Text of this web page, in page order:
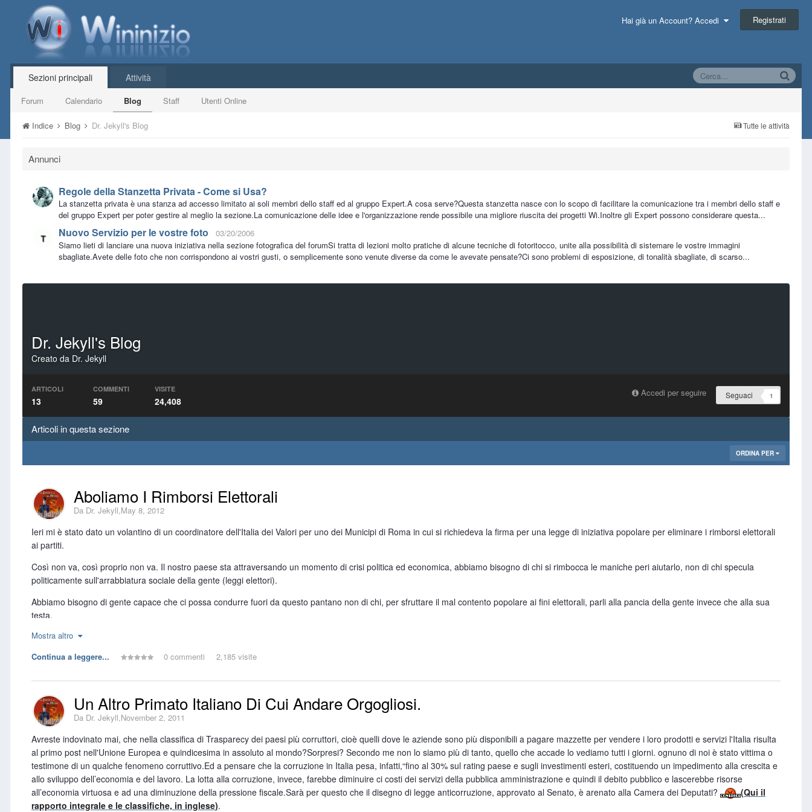
Hai già un Account? Accedi Registrati
Sezioni principali
Forum Calendario Blog Staff Utenti Online
Attività
Tutte le attività
Indice Blog Dr. Jekyll's Blog
Annunci
Regole della Stanzetta Privata - Come si Usa?
La stanzetta privata è una stanza ad accesso limitato ai soli membri dello staff ed al gruppo Expert.A cosa serve?Questa stanzetta nasce con lo scopo di facilitare la comunicazione tra i membri dello staff e
del gruppo Expert per poter gestire al meglio la sezione.La comunicazione delle idee e l'organizzazione rende possibile una migliore riuscita dei progetti Wi.Inoltre gli Expert possono considerare questa...
Nuovo Servizio per le vostre foto
03/20/2006
Siamo lieti di lanciare una nuova iniziativa nella sezione fotografica del forumSi tratta di lezioni molto pratiche di alcune tecniche di fotoritocco, unite alla possibilità di sistemare le vostre immagini
sbagliate.Avete delle foto che non corrispondono ai vostri gusti, o semplicemente sono venute diverse da come le avevate pensate?Ci sono problemi di esposizione, di tonalità sbagliate, di scarso...
Dr. Jekyll's Blog
Creato da Dr. Jekyll
Accedi per seguire Seguaci 1
ARTICOLI
13
COMMENTI
59
VISITE
24,408
Articoli in questa sezione
ORDINA PER
Aboliamo I Rimborsi Elettorali
Da Dr. Jekyll,May 8, 2012
Ieri mi è stato dato un volantino di un coordinatore dell'Italia dei Valori per uno dei Municipi di Roma in cui si richiedeva la firma per una legge di iniziativa popolare per eliminare i rimborsi elettorali
ai partiti.
Così non va, così proprio non va. Il nostro paese sta attraversando un momento di crisi politica ed economica, abbiamo bisogno di chi si rimbocca le maniche peri aiutarlo, non di chi specula
politicamente sull'arrabbiatura sociale della gente (leggi elettori).
Abbiamo bisogno di gente capace che ci possa condurre fuori da questo pantano non di chi, per sfruttare il mal contento popolare ai fini elettorali, parli alla pancia della gente invece che alla sua
testa.
In questo momento di crisi economico, dove non passa settimana senza apprendere di questa o quella corruzione è facile farsi applaudire attaccando i simboli della politica nella mal celata
Hai provato ad immaginare cosa accadrebbe se il la tua propaganda elettorale (perché di questo si tratta) diventasse legge dello stato?
Ti sei per caso chiesto chi poi si potrebbe permettere di far politica in uno stato in cui la democrazia non può più farsi carico dei suoi costi?
In tutti i paesi democratici, infatti, la democrazia si fa carico dei costi della politica proprio per impedire che la politica stessa diventi ostaggio solo di candidati miliardari (te ne viene in mente
qualcuno?) oppure delle lobby come in America, o peggio ancora di qualche carrarmato militare.
Non si può togliere sostentamento economico alla politica e sperare che la democrazia resti nelle mani degli elettori.
Certo lo spettacolo di spreco dei nostri denari è desolante e bisogna arginarlo con delle buone leggi non con la demagogia. E' sicuramente inaccettabile che in Italia si ottengano rimborsi elettorali
Mostra altro
Continua a leggere...
0 commenti 2,185 visite
Un Altro Primato Italiano Di Cui Andare Orgogliosi.
Da Dr. Jekyll,November 2, 2011
Avreste indovinato mai, che nella classifica di Trasparecy dei paesi più corruttori, cioè quelli dove le aziende sono più disponibili a pagare mazzette per vendere i loro prodotti e servizi l'Italia risulta
al primo post nell'Unione Europea e quindicesima in assoluto al mondo?Sorpresi? Secondo me non lo siamo più di tanto, quello che accade lo vediamo tutti i giorni. ognuno di noi è stato vittima o
testimone di un qualche fenomeno corruttivo.Ed a pensare che la corruzione in Italia pesa, infatti,“fino al 30% sul rating paese e sugli investimenti esteri, costituendo un impedimento alla crescita e
allo sviluppo dell’economia e del lavoro. La lotta alla corruzione, invece, farebbe diminuire ci costi dei servizi della pubblica amministrazione e quindi il debito pubblico e lascerebbe risorse
all’economia virtuosa e ad una diminuzione della pressione fiscale.Sarà per questo che il disegno di legge anticorruzione, approvato al Senato, è arenato alla Camera dei Deputati?
(Qui il
rapporto integrale e le classifiche, in inglese).